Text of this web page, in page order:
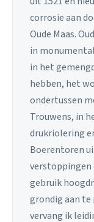
corrosie aan
Oude Maas.
in
in het
hebben, het
ondertussen
Trouwens, in
drukriolering
Boerentoren
gebruik
grondig aan te
vervang ik